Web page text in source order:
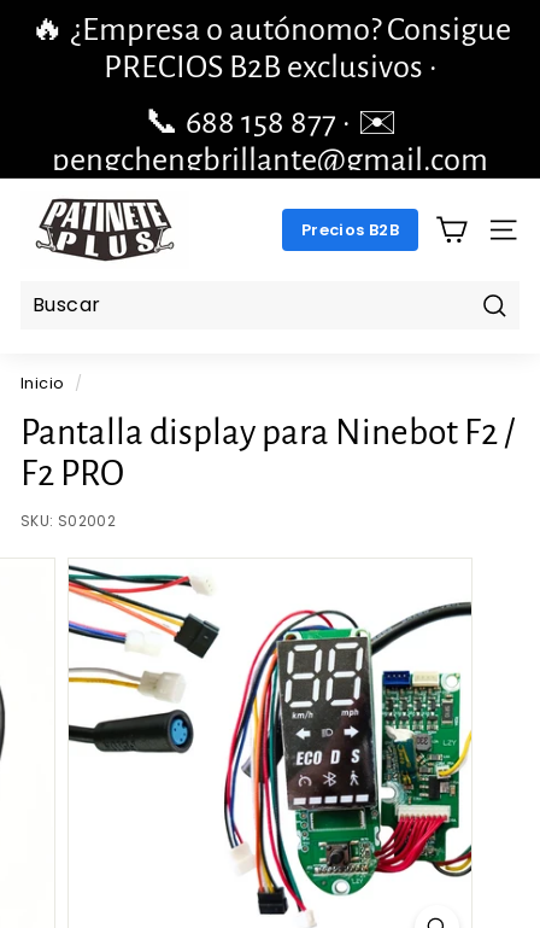
directamente
diapositivas
pausa
🔥 ¿Empresa o autónomo? Consigue
PRECIOS B2B exclusivos ·
📞 688 158 877 · ✉️
pengchengbrillante@gmail.com
A
T
E
P
L
U
S.
Precios B2B
Inicio /
Pantalla display para Ninebot F2 /
F2 PRO
SKU: S02002